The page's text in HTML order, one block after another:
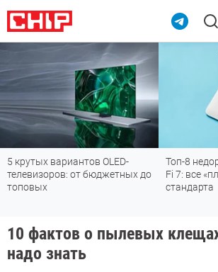
5 крутых вариантов OLED-
телевизоров: от бюджетных до
топовых
Топ-8
Fi 7: все
стандарта
10 фактов о пылевых
надо знать